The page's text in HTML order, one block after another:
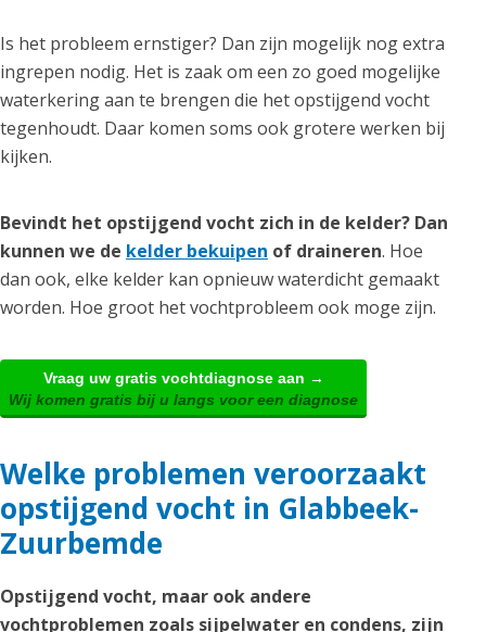
Is het probleem ernstiger? Dan zijn mogelijk nog extra
ingrepen nodig. Het is zaak om een zo goed mogelijke
waterkering aan te brengen die het opstijgend vocht
tegenhoudt. Daar komen soms ook grotere werken bij
kijken.
Bevindt het opstijgend vocht zich in de kelder? Dan
kunnen we de kelder bekuipen of draineren. Hoe
dan ook, elke kelder kan opnieuw waterdicht gemaakt
worden. Hoe groot het vochtprobleem ook moge zijn.
Vraag uw gratis vochtdiagnose aan →
Wij komen gratis bij u langs voor een diagnose
Welke problemen veroorzaakt
opstijgend vocht in Glabbeek-
Zuurbemde
Opstijgend vocht, maar ook andere
vochtproblemen zoals sijpelwater en condens, zijn